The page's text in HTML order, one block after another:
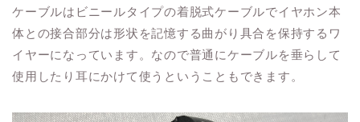
ケーブルはビニールタイプの着脱式ケーブルでイヤホン本
体との接合部分は形状を記憶する曲がり具合を保持するワ
イヤーになっています。なので普通にケーブルを垂らして
使用したり耳にかけて使うということもできます。